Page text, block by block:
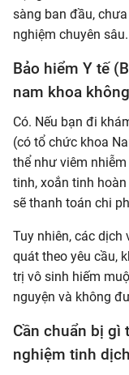
sàng ban đầu,
nghiệm chuyên sâu.
Bảo hiểm Y tế
nam khoa
Có. Nếu bạn đi
(có tổ chức khoa
thể như viêm
tinh, xoắn tinh
sẽ thanh toán chi
Tuy nhiên, các
quát theo yêu cầu,
trị vô sinh hiếm
nguyện và không
Cần chuẩn bị
nghiệm tinh